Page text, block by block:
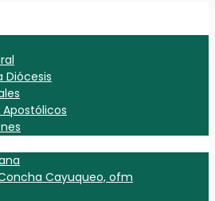
Diócesis
Cayuqueo, ofm